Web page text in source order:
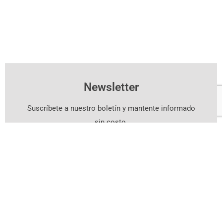
Newsletter
Suscríbete a nuestro boletín y mantente informado
sin costo.